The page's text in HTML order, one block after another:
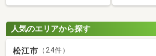
人気のエリアから探す
松江市 （24件）